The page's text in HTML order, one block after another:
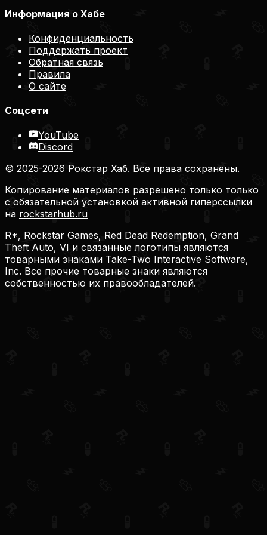
Информация о Хабе
Конфиденциальность
Поддержать проект
Обратная связь
Правила
О сайте
Соцсети
YouTube
Discord
© 2025-2026 Рокстар Хаб. Все права сохранены.
Копирование материалов разрешено только только
с обязательной установкой активной гиперссылки
на rockstarhub.ru
R*, Rockstar Games, Red Dead Redemption, Grand
Theft Auto, VI и связанные логотипы являются
товарными знаками Take-Two Interactive Software,
Inc. Все прочие товарные знаки являются
собственностью их правообладателей.